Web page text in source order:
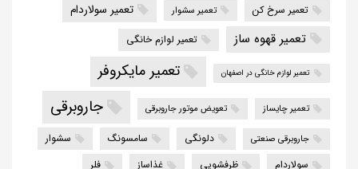
تعمیر سرخ کن تعمیر سشوار تعمیر سولاردام
تعمیر قهوه ساز تعمیر لوازم خانگی
تعمیر لوازم خانگی در اصفهان تعمیر مایکروفر
تعمیر چایساز تعویض موتور جاروبرقی جاروبرقی
جاروبرقی صنعتی دلونگی سامسونگ
سشوار
سولاردام
ظرفشویی غذاساز فلر